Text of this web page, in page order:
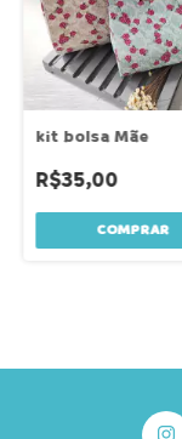
kit bolsa Mãe
R$35,00